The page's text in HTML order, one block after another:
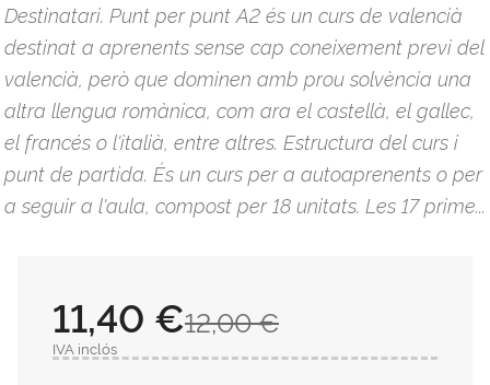
Destinatari. Punt per punt A2 és un curs de valencià
destinat a aprenents sense cap coneixement previ del
valencià, però que dominen amb prou solvència una
altra llengua romànica, com ara el castellà, el gallec,
el francés o l'italià, entre altres. Estructura del curs i
punt de partida. És un curs per a autoaprenents o per
a seguir a l'aula, compost per 18 unitats. Les 17 prime...
12,00 €
11,40 €
IVA inclós